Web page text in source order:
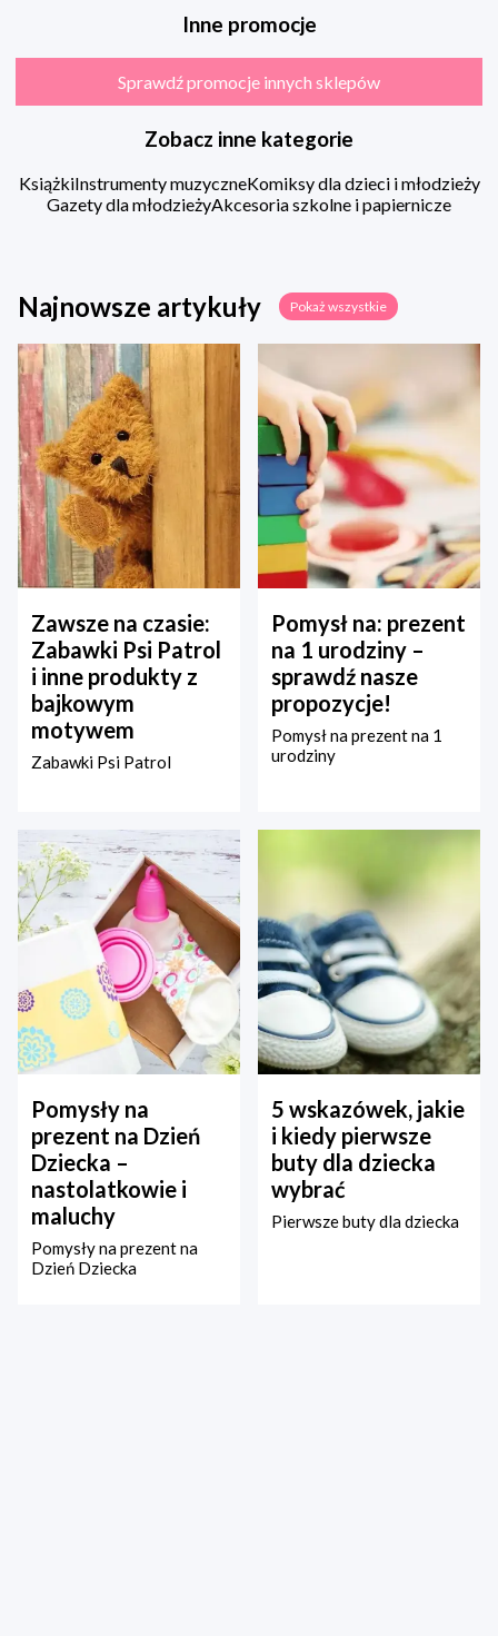
Inne promocje
Sprawdź promocje innych sklepów
Zobacz inne kategorie
KsiążkiInstrumenty muzyczneKomiksy dla dzieci i młodzieży
Gazety dla młodzieżyAkcesoria szkolne i papiernicze
Najnowsze artykuły Pokaż wszystkie
Zawsze na czasie:
Zabawki Psi Patrol
i inne produkty z
bajkowym
motywem
Zabawki Psi Patrol
Pomysł na: prezent
na 1 urodziny –
sprawdź nasze
propozycje!
Pomysł na prezent na 1
urodziny
Pomysły na
prezent na Dzień
Dziecka –
nastolatkowie i
maluchy
Pomysły na prezent na
Dzień Dziecka
5 wskazówek, jakie
i kiedy pierwsze
buty dla dziecka
wybrać
Pierwsze buty dla dziecka